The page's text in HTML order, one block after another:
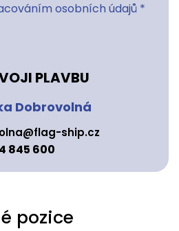
osobních údajů *
PLAVBU
Dobrovolná
ship.cz
845 600
pozice